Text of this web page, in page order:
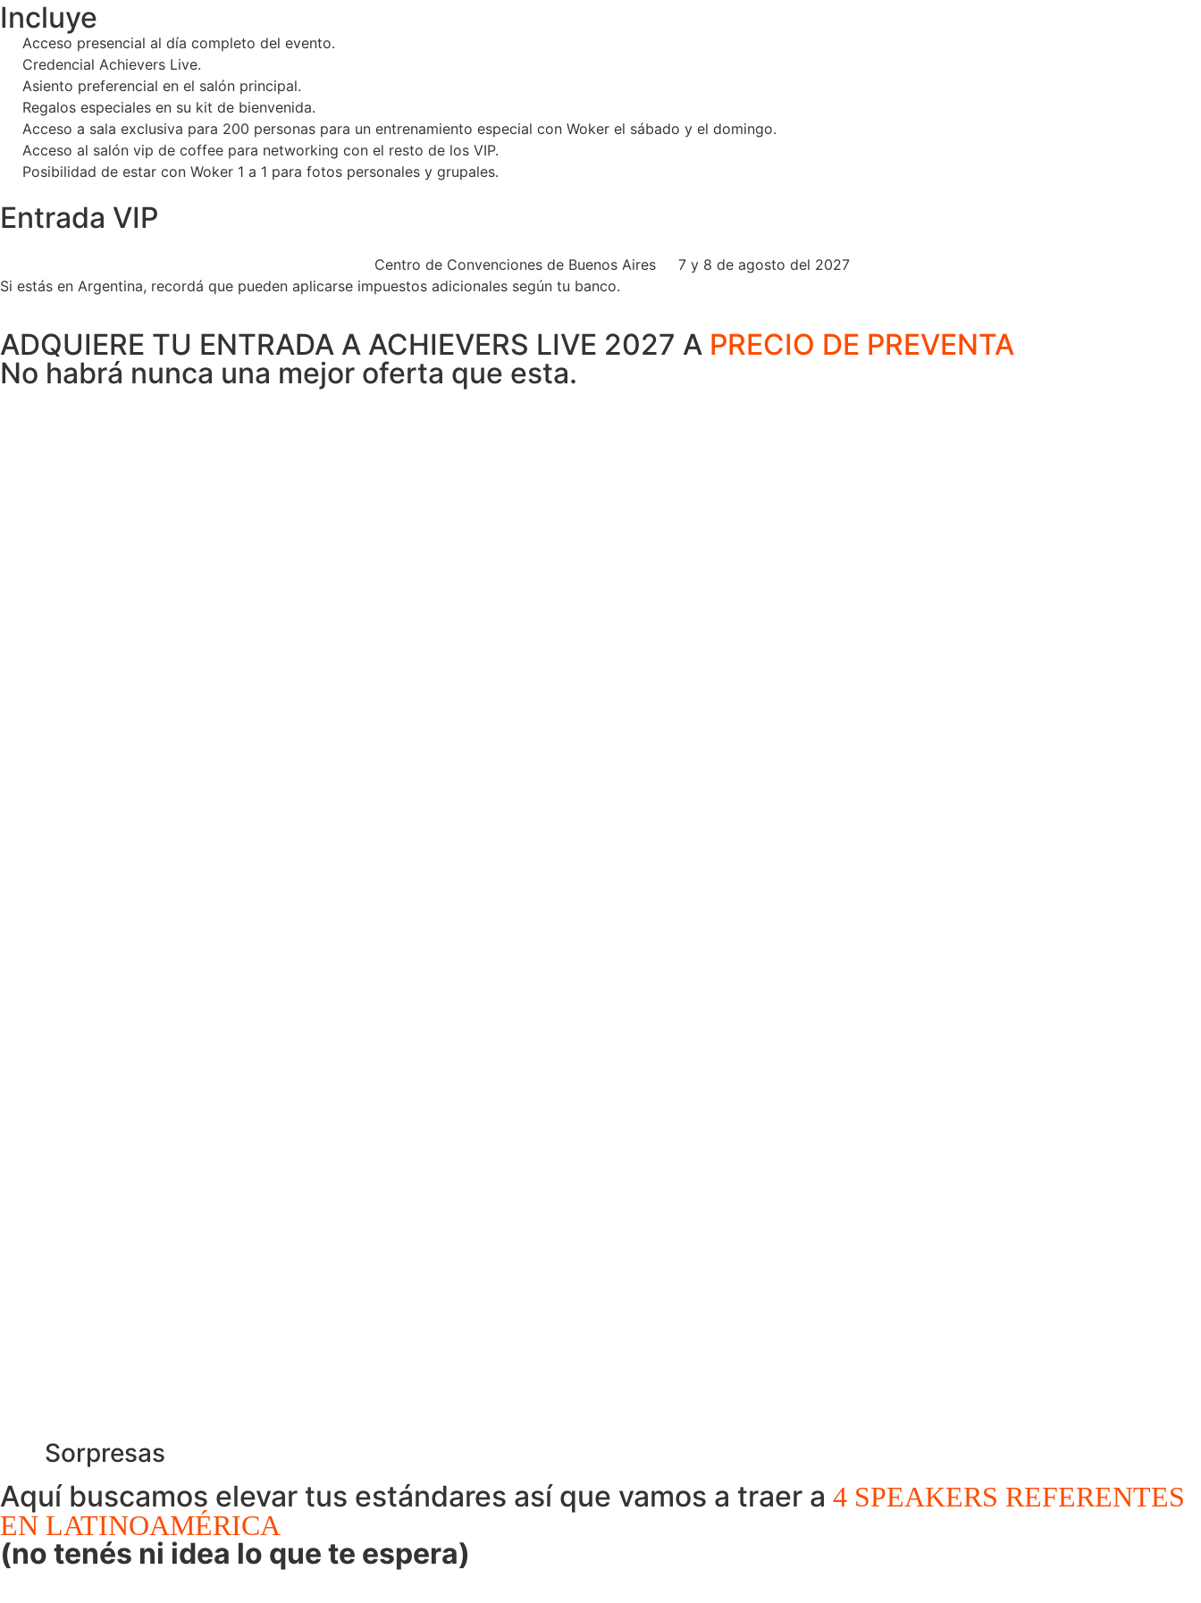
Incluye
Acceso presencial al día completo del evento.
Credencial Achievers Live.
Asiento preferencial en el salón principal.
Regalos especiales en su kit de bienvenida.
Acceso a sala exclusiva para 200 personas para un entrenamiento especial con Woker el sábado y el domingo.
Acceso al salón vip de coffee para networking con el resto de los VIP.
Posibilidad de estar con Woker 1 a 1 para fotos personales y grupales.
Entrada VIP
Centro de Convenciones de Buenos Aires
7 y 8 de agosto del 2027
Si estás en Argentina, recordá que pueden aplicarse impuestos adicionales según tu banco.
ADQUIERE TU ENTRADA A ACHIEVERS LIVE 2027 A PRECIO DE PREVENTA
No habrá nunca una mejor oferta que esta.
Sorpresas
Aquí buscamos elevar tus estándares así que vamos a traer a 4 SPEAKERS REFERENTES
EN LATINOAMÉRICA
(no tenés ni idea lo que te espera)